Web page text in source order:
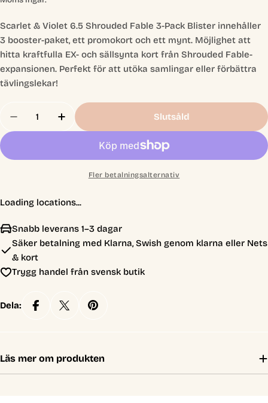
Scarlet & Violet 6.5 Shrouded Fable 3-Pack Blister innehåller
3 booster-paket, ett promokort och ett mynt. Möjlighet att
hitta kraftfulla EX- och sällsynta kort från Shrouded Fable-
expansionen. Perfekt för att utöka samlingar eller förbättra
tävlingslekar!
Minska Antal För
Öka Antal
Slutsåld
Fler betalningsalternativ
Loading locations...
Snabb leverans 1–3 dagar
Säker betalning med Klarna, Swish genom klarna eller Nets
& kort
Trygg handel från svensk butik
Dela:
Läs mer om produkten